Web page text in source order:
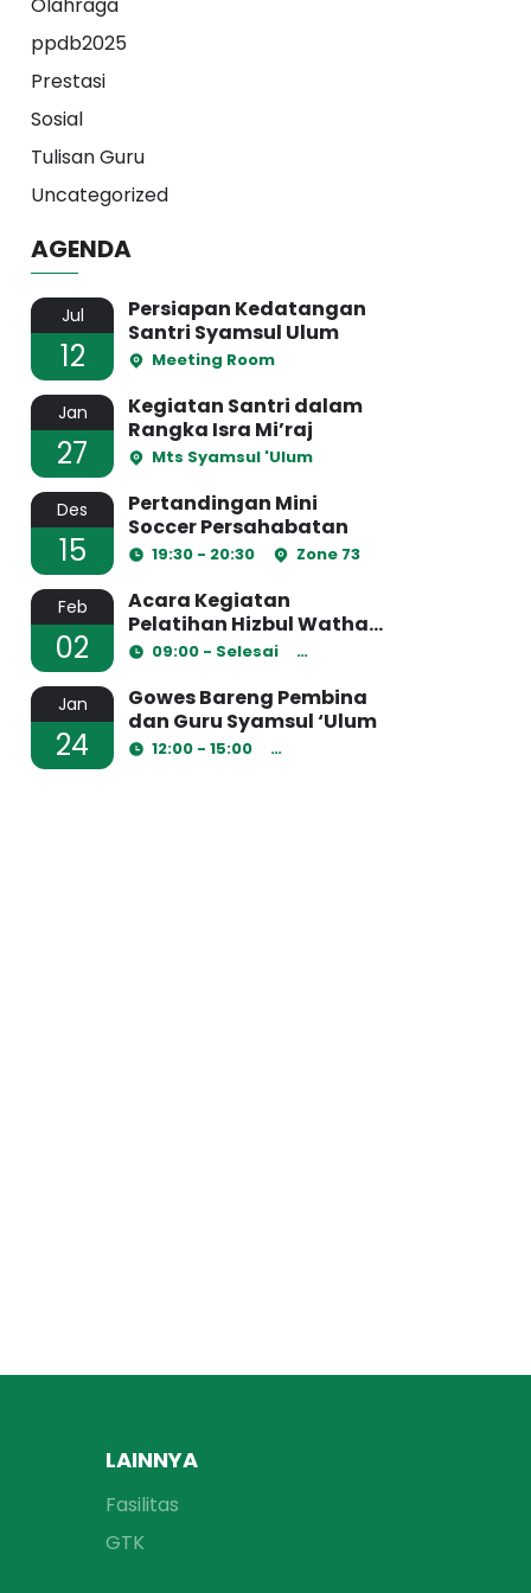
ppdb2025
Prestasi
Sosial
Tulisan Guru
Uncategorized
AGENDA
Jul
12
Persiapan Kedatangan
Santri Syamsul Ulum
Meeting Room
Jan
27
Kegiatan Santri dalam
Rangka Isra Mi’raj
Mts Syamsul 'Ulum
Des
15
Pertandingan Mini
Soccer Persahabatan
19:30 - 20:30 Zone 73
Feb
02
Acara Kegiatan
Pelatihan Hizbul Wathan
202309:00 - Selesai
Jan
24
Gowes Bareng Pembina
dan Guru Syamsul ‘Ulum
12:00 - 15:00
LAINNYA
Fasilitas
GTK